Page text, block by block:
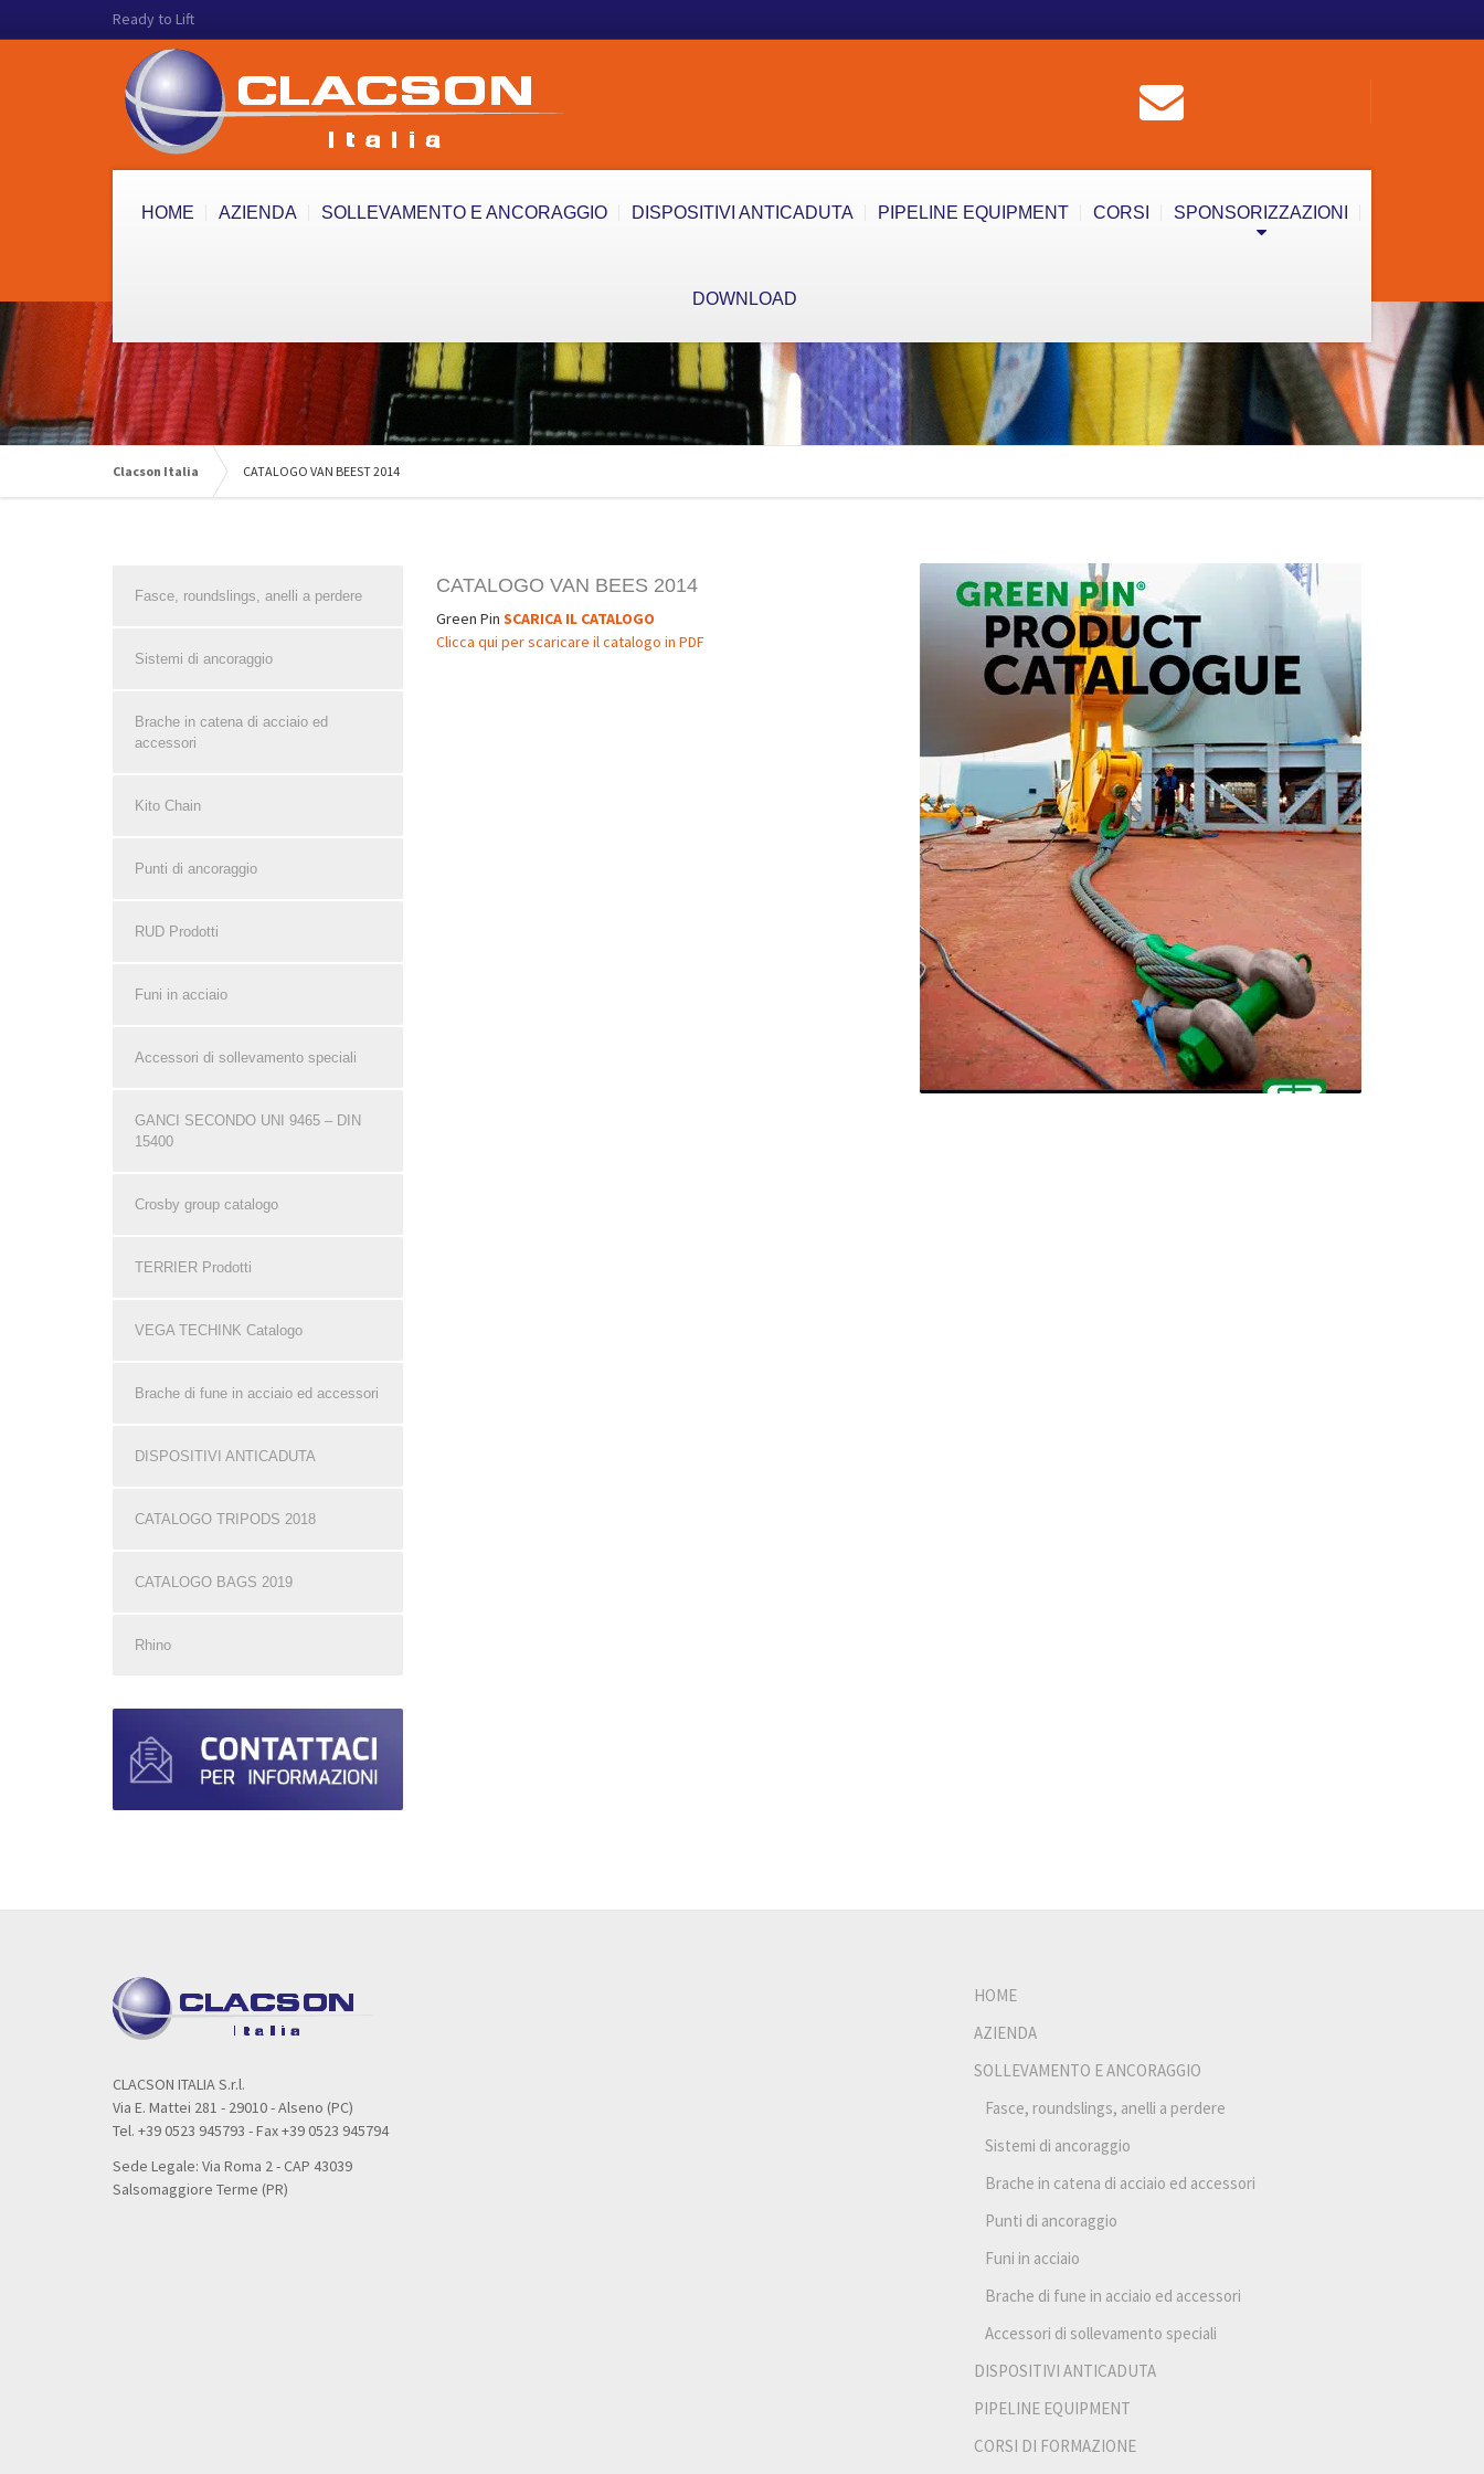
Ready to Lift
HOME AZIENDA SOLLEVAMENTO E ANCORAGGIO DISPOSITIVI ANTICADUTA PIPELINE EQUIPMENT CORSI SPONSORIZZAZIONI
DOWNLOAD
Clacson Italia CATALOGO VAN BEEST 2014
CATALOGO VAN BEES 2014
Green Pin SCARICA IL CATALOGO
Clicca qui per scaricare il catalogo in PDF
Fasce, roundslings, anelli a perdere
Sistemi di ancoraggio
Brache in catena di acciaio ed
accessori
Kito Chain
Punti di ancoraggio
RUD Prodotti
Funi in acciaio
Accessori di sollevamento speciali
GANCI SECONDO UNI 9465 – DIN
15400
Crosby group catalogo
TERRIER Prodotti
VEGA TECHINK Catalogo
Brache di fune in acciaio ed accessori
DISPOSITIVI ANTICADUTA
CATALOGO TRIPODS 2018
CATALOGO BAGS 2019
Rhino
CLACSON ITALIA S.r.l.
Via E. Mattei 281 - 29010 - Alseno (PC)
Tel. +39 0523 945793 - Fax +39 0523 945794
Sede Legale: Via Roma 2 - CAP 43039
Salsomaggiore Terme (PR)
HOME
AZIENDA
SOLLEVAMENTO E ANCORAGGIO
Fasce, roundslings, anelli a perdere
Sistemi di ancoraggio
Brache in catena di acciaio ed accessori
Punti di ancoraggio
Funi in acciaio
Brache di fune in acciaio ed accessori
Accessori di sollevamento speciali
DISPOSITIVI ANTICADUTA
PIPELINE EQUIPMENT
CORSI DI FORMAZIONE